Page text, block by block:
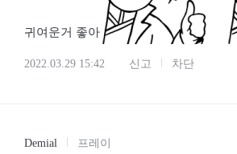
귀여운거 좋아
2022.03.29 15:42 신고 차단
Demial 프레이